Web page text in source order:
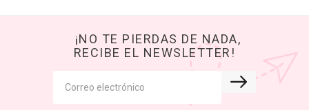
¡NO TE PIERDAS DE NADA,
RECIBE EL NEWSLETTER!